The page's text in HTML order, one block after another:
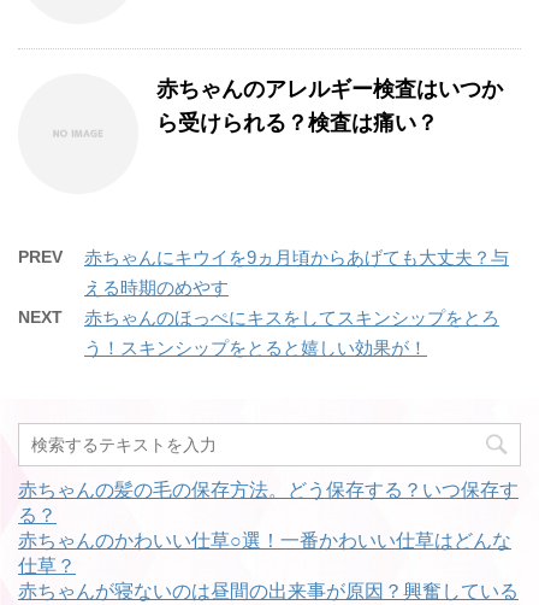
赤ちゃんのアレルギー検査はいつか
ら受けられる？検査は痛い？
PREV
赤ちゃんにキウイを9ヵ月頃からあげても大丈夫？与
える時期のめやす
NEXT
赤ちゃんのほっぺにキスをしてスキンシップをとろ
う！スキンシップをとると嬉しい効果が！
赤ちゃんの髪の毛の保存方法。どう保存する？いつ保存す
る？
赤ちゃんのかわいい仕草○選！一番かわいい仕草はどんな
仕草？
赤ちゃんが寝ないのは昼間の出来事が原因？興奮している